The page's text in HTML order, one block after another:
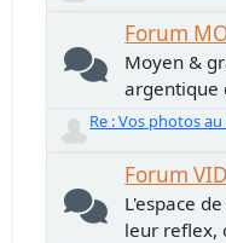
Forum
Moyen &
argentique
Re : Vos photos
Forum
L'espace
leur reflex,